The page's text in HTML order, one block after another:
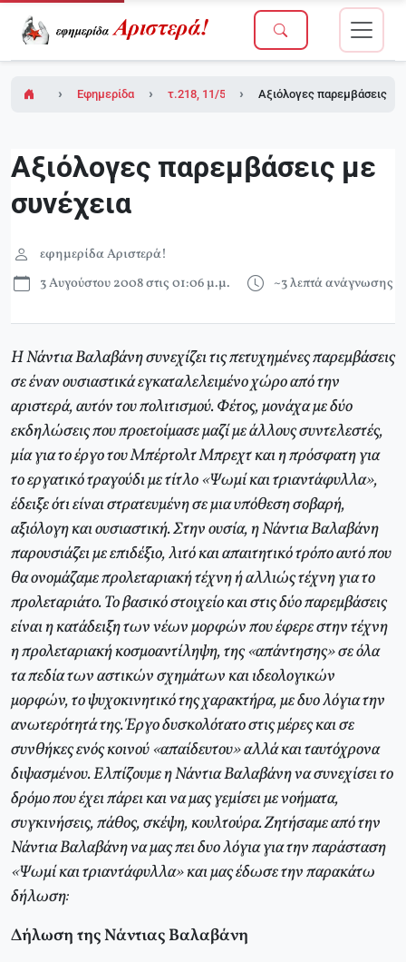
Εφημερίδα Αριστερά!τ.218, 11/5/2007 (ένθετο το τ.2 του Δικτύου
Αξιόλογες παρεμβάσεις με
Αξιόλογες παρεμβάσεις με
συνέχεια
εφημερίδα Αριστερά!
3 Αυγούστου 2008 στις 01:06 μ.μ.
~3 λεπτά ανάγνωσης
Η Νάντια Βαλαβάνη συνεχίζει τις πετυχημένες παρεμβάσεις
σε έναν ουσιαστικά εγκαταλελειμένο χώρο από την
αριστερά, αυτόν του πολιτισμού. Φέτος, μονάχα με δύο
εκδηλώσεις που προετοίμασε μαζί με άλλους συντελεστές,
μία για το έργο του Μπέρτολτ Μπρεχτ και η πρόσφατη για
το εργατικό τραγούδι με τίτλο «Ψωμί και τριαντάφυλλα»,
έδειξε ότι είναι στρατευμένη σε μια υπόθεση σοβαρή,
αξιόλογη και ουσιαστική. Στην ουσία, η Νάντια Βαλαβάνη
παρουσιάζει με επιδέξιο, λιτό και απαιτητικό τρόπο αυτό που
θα ονομάζαμε προλεταριακή τέχνη ή αλλιώς τέχνη για το
προλεταριάτο. Το βασικό στοιχείο και στις δύο παρεμβάσεις
είναι η κατάδειξη των νέων μορφών που έφερε στην τέχνη
η προλεταριακή κοσμοαντίληψη, της «απάντησης» σε όλα
τα πεδία των αστικών σχημάτων και ιδεολογικών
μορφών, το ψυχοκινητικό της χαρακτήρα, με δυο λόγια την
ανωτερότητά της. Έργο δυσκολότατο στις μέρες και σε
συνθήκες ενός κοινού «απαίδευτου» αλλά και ταυτόχρονα
διψασμένου. Ελπίζουμε η Νάντια Βαλαβάνη να συνεχίσει το
δρόμο που έχει πάρει και να μας γεμίσει με νοήματα,
συγκινήσεις, πάθος, σκέψη, κουλτούρα. Ζητήσαμε από την
Νάντια Βαλαβάνη να μας πει δυο λόγια για την παράσταση
«Ψωμί και τριαντάφυλλα» και μας έδωσε την παρακάτω
δήλωση:
Δήλωση της Νάντιας Βαλαβάνη